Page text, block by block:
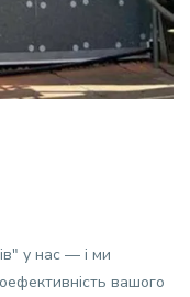
у нас — і ми
вашого